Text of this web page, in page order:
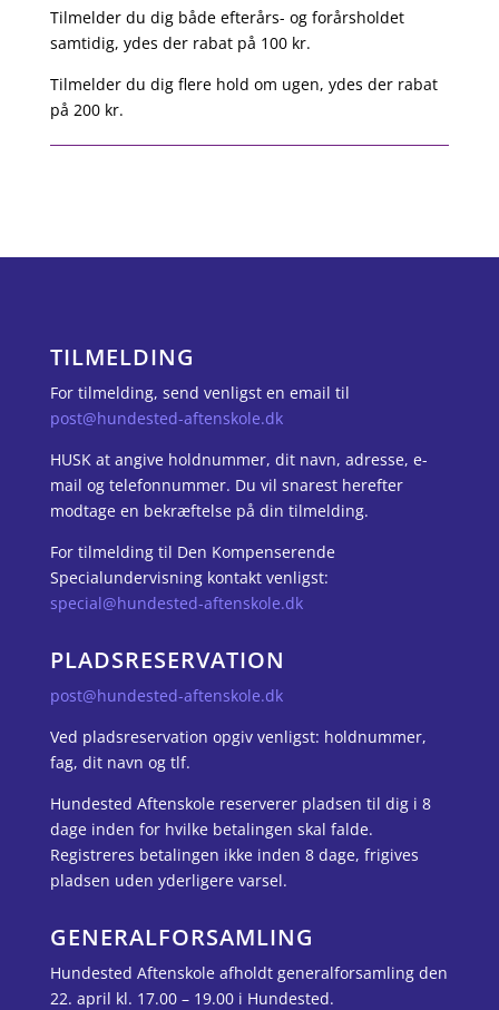
Tilmelder du dig både efterårs- og forårsholdet
samtidig, ydes der rabat på 100 kr.
Tilmelder du dig flere hold om ugen, ydes der rabat
på 200 kr.
TILMELDING
For tilmelding, send venligst en email til
post@hundested-aftenskole.dk
HUSK at angive holdnummer, dit navn, adresse, e-
mail og telefonnummer. Du vil snarest herefter
modtage en bekræftelse på din tilmelding.
For tilmelding til Den Kompenserende
Specialundervisning kontakt venligst:
special@hundested-aftenskole.dk
PLADSRESERVATION
post@hundested-aftenskole.dk
Ved pladsreservation opgiv venligst: holdnummer,
fag, dit navn og tlf.
Hundested Aftenskole reserverer pladsen til dig i 8
dage inden for hvilke betalingen skal falde.
Registreres betalingen ikke inden 8 dage, frigives
pladsen uden yderligere varsel.
GENERALFORSAMLING
Hundested Aftenskole afholdt generalforsamling den
22. april kl. 17.00 – 19.00 i Hundested.